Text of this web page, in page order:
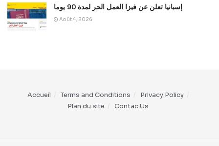
Août 4, 2026
Accueil Terms and Conditions
Privacy Policy
Plan du site
Contac Us